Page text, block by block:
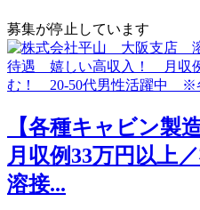
募集が停止しています
【各種キャビン製
月収例33万円以上
溶接...